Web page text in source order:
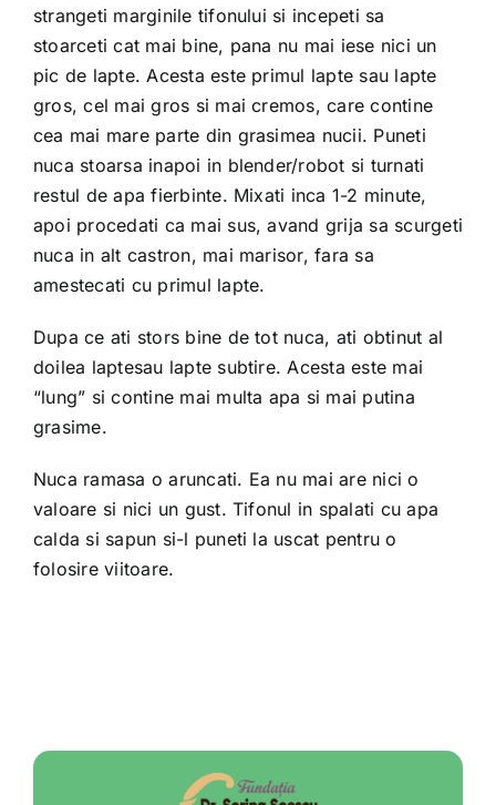
strangeti marginile tifonului si incepeti sa
stoarceti cat mai bine, pana nu mai iese nici un
pic de lapte. Acesta este primul lapte sau lapte
gros, cel mai gros si mai cremos, care contine
cea mai mare parte din grasimea nucii. Puneti
nuca stoarsa inapoi in blender/robot si turnati
restul de apa fierbinte. Mixati inca 1-2 minute,
apoi procedati ca mai sus, avand grija sa scurgeti
nuca in alt castron, mai marisor, fara sa
amestecati cu primul lapte.
Dupa ce ati stors bine de tot nuca, ati obtinut al
doilea laptesau lapte subtire. Acesta este mai
“lung” si contine mai multa apa si mai putina
grasime.
Nuca ramasa o aruncati. Ea nu mai are nici o
valoare si nici un gust. Tifonul in spalati cu apa
calda si sapun si-l puneti la uscat pentru o
folosire viitoare.